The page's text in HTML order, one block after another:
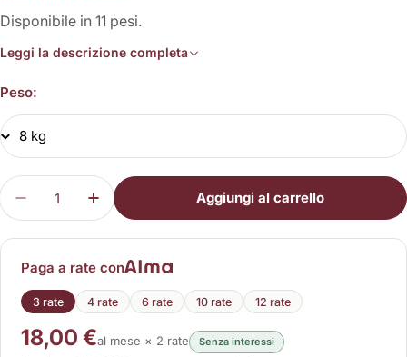
Disponibile in 11 pesi.
Leggi la descrizione completa
Peso:
Quantità
Diminuisci la quantità per Kettlebell Olimpionico
Aumenta la quantità per Kettlebell
Aggiungi al carrello
Paga a rate con
3 rate 4 rate 6 rate 10 rate 12 rate
18,00 €al mese × 2 rate Senza interessi